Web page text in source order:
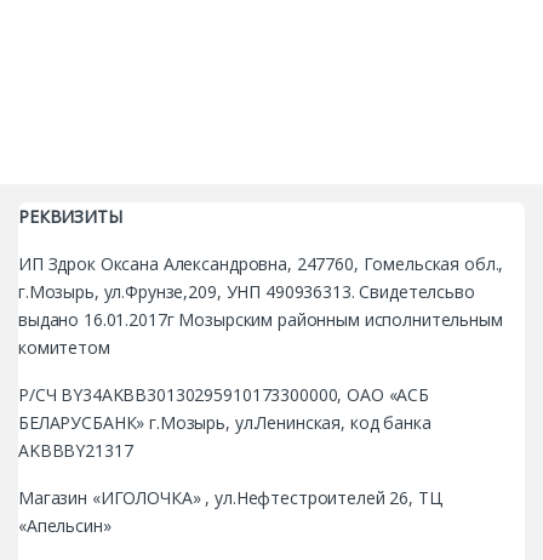
РЕКВИЗИТЫ
ИП Здрок Оксана Александровна, 247760, Гомельская обл.,
г.Мозырь, ул.Фрунзе,209, УНП 490936313. Свидетелсьво
выдано 16.01.2017г Мозырским районным исполнительным
комитетом
Р/СЧ BY34AKBB30130295910173300000, ОАО «АСБ
БЕЛАРУСБАНК» г.Мозырь, ул.Ленинская, код банка
AKBBBY21317
Магазин «ИГОЛОЧКА» , ул.Нефтестроителей 26, ТЦ
«Апельсин»